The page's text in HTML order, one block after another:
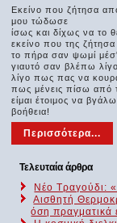
Εκείνο που ζήτησα
μου τώδωσε
ίσως και δίχως να το
εκείνο που της ζήτησα
το πήρα σαν ψωμί μέσ'
γιαυτό σαν βλέπω
λίγο πως πας να
πως μένεις πίσω από
είμαι έτοιμος να
βοήθεια!
Περισσότερα...
Τελευταία άρθρα
Νέο Τραγούδι:
Αισθητή
όση πραγματικά